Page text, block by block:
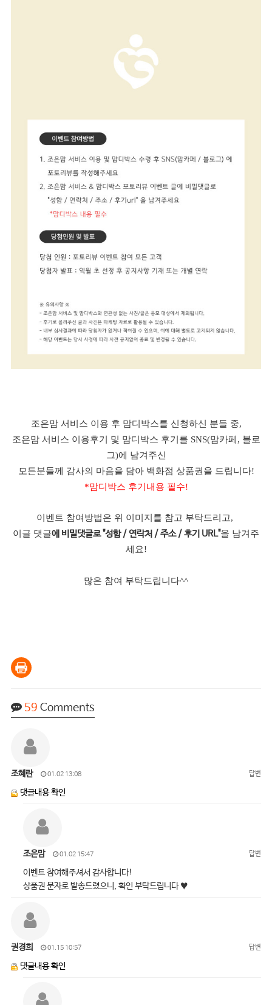
조은맘 서비스 이용 후 맘디박스를 신청하신 분들 중,
조은맘 서비스 이용후기 및 맘디박스 후기를 SNS(맘카페, 블로
그)에 남겨주신
모든분들께 감사의 마음을 담아 백화점 상품권을 드립니다!
*맘디박스 후기내용 필수!
이벤트 참여방법은 위 이미지를 참고 부탁드리고,
이글 댓글에 비밀댓글로 "성함 / 연락처 / 주소 / 후기 URL"을 남겨주
세요!
많은 참여 부탁드립니다^^
59 Comments
조혜란 01.02 13:08 답변
댓글내용 확인
조은맘 01.02 15:47 답변
이벤트 참여해주셔서 감사합니다!
상품권 문자로 발송드렸으니, 확인 부탁드립니다 ♥
권경희 01.15 10:57 답변
댓글내용 확인